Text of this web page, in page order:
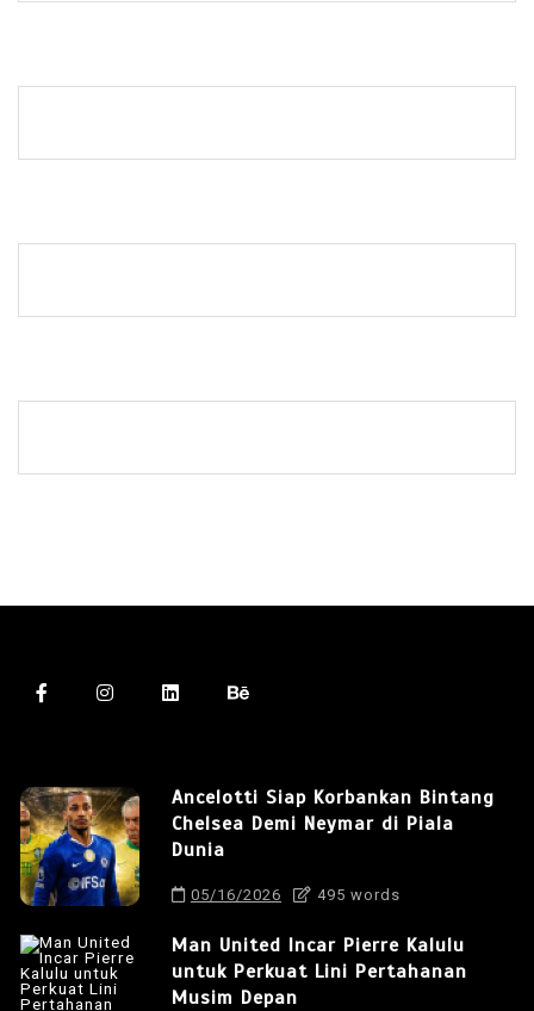
Ancelotti Siap Korbankan Bintang
Chelsea Demi Neymar di Piala
Dunia
05/16/2026 495 words
Man United Incar Pierre Kalulu
untuk Perkuat Lini Pertahanan
Musim Depan